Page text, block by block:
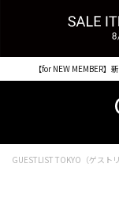
【for NEW MEMBER
GUESTLIST TOKYO（ゲスト